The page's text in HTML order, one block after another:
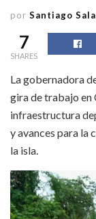
por Santiago
7
SHARES
La gobernadora
gira de trabajo en
infraestructura
y avances para la
la isla.